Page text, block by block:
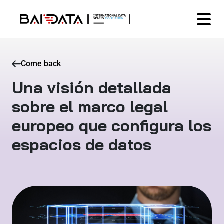
Come back
Una visión detallada
sobre el marco legal
europeo que configura los
espacios de datos